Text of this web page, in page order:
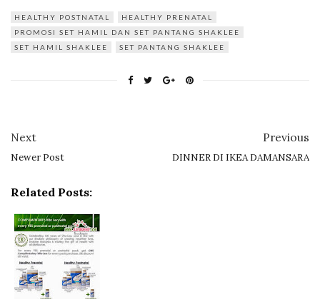
HEALTHY POSTNATAL
HEALTHY PRENATAL
PROMOSI SET HAMIL DAN SET PANTANG SHAKLEE
SET HAMIL SHAKLEE
SET PANTANG SHAKLEE
Next
Newer Post
Previous
DINNER DI IKEA DAMANSARA
Related Posts: